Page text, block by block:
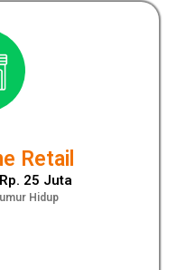
Retail
25 Juta
Hidup